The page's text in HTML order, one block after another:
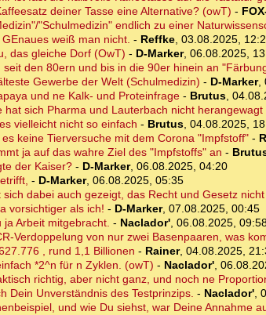
deiner Tasse eine Alternative? (owT) -
"Schulmedizin" endlich zu einer
weiß man nicht. - Reffke, 03.08.2025,
das gleiche Dorf (OwT) - D-Marker, 06.08.2025,
seit den 80ern und bis in die 90er hinein an
Gewerbe der Welt (Schulmedizin) - D-Marker,
und ne Kalk- und Proteinfrage- Brutus,
hat sich Pharma und Lauterbach nicht herangewagt
vielleicht nicht so einfach - Brutus, 04.08.2025,
keine Tierversuche mit dem Corona "Impfstoff"-
ja auf das wahre Ziel des "Impfstoffs" an -
der Kaiser?- D-Marker, 06.08.2025, 04:20
- D-Marker, 06.08.2025, 05:35
sich dabei auch gezeigt, das Recht und Gesetz
vorsichtiger als ich! - D-Marker, 07.08.2025, 00:45
ja Arbeit mitgebracht. - Naclador', 06.08.2025,
Verdoppelung von nur zwei Basenpaaren, was
, rund 1,1 Billionen - Rainer, 04.08.2025,
*2^n für n Zyklen. (owT) - Naclador',
richtig, aber nicht ganz, und noch ne
Dein Unverständnis des Testprinzips. - Naclador',
und wie Du siehst, war Deine Annahme